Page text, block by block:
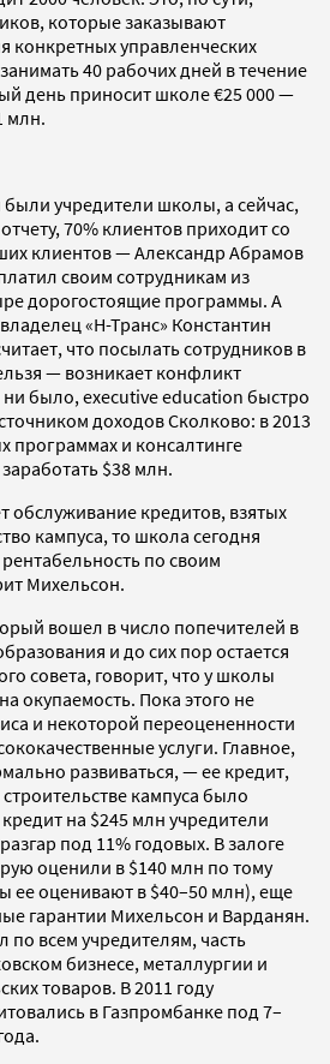
которые заказывают
конкретных управленческих
40 рабочих дней в течение
день приносит школе €25 000 —
млн.
учредители школы, а сейчас,
70% клиентов приходит со
клиентов — Александр Абрамов
своим сотрудникам из
дорогостоящие программы. А
«Н-Транс» Константин
что посылать сотрудников в
— возникает конфликт
было, executive education быстро
доходов Сколково: в 2013
программах и консалтинге
$38 млн.
обслуживание кредитов, взятых
кампуса, то школа сегодня
по своим
Михельсон.
вошел в число попечителей в
и до сих пор остается
совета, говорит, что у школы
окупаемость. Пока этого не
и некоторой переоцененности
услуги. Главное,
развиваться, — ее кредит,
кампуса было
на $245 млн учредители
под 11% годовых. В залоге
оценили в $140 млн по тому
ее оценивают в $40–50 млн), еще
гарантии Михельсон и Варданян.
по всем учредителям, часть
бизнесе, металлургии и
товаров. В 2011 году
в Газпромбанке под 7–